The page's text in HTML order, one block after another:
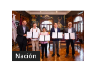
Nación